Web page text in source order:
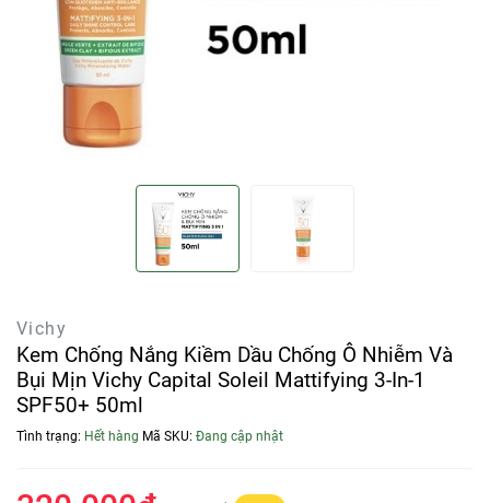
Vichy
Kem Chống Nắng Kiềm Dầu Chống Ô Nhiễm Và
Bụi Mịn Vichy Capital Soleil Mattifying 3-In-1
SPF50+ 50ml
Tình trạng: Hết hàng Mã SKU: Đang cập nhật